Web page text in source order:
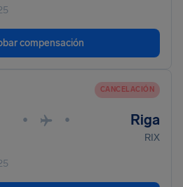
compensación
CANCELACIÓN
• • Riga
RIX